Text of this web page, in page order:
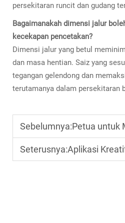
persekitaran runcit dan gudang
Bagaimanakah dimensi jalur
kecekapan pencetakan?
Dimensi jalur yang betul
dan masa hentian. Saiz yang
tegangan gelendong dan
terutamanya dalam persekitaran
Sebelumnya:Petua untuk Memadankan
Seterusnya:Aplikasi Kreatif